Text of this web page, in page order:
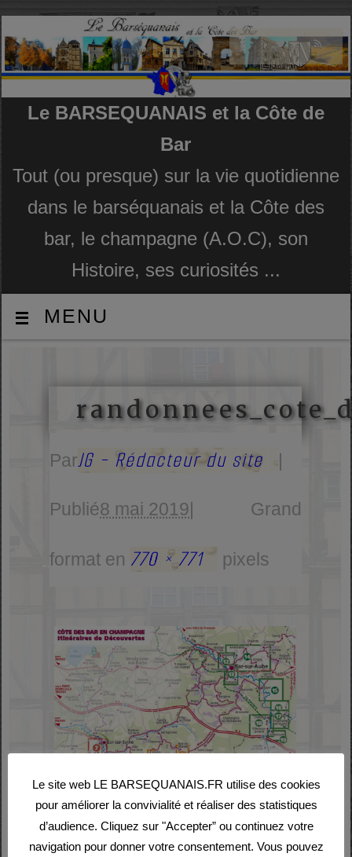
Le BARSEQUANAIS et la Côte de
Bar
Tout (ou presque) sur la vie quotidienne
dans le barséquanais et la Côte des
bar, le champagne (A.O.C), son
Histoire, ses curiosités ...
MENU
ParJG - Rédacteur du site
Publié8 mai 2019 Grand
format en 770 × 771 pixels
Le site web LE BARSEQUANAIS.FR utilise des cookies
pour améliorer la convivialité et réaliser des statistiques
d’audience. Cliquez sur "Accepter” ou continuez votre
navigation pour donner votre consentement. Vous pouvez